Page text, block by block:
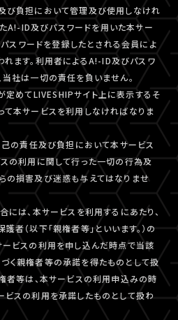
び負担において管理及び使用しなけれ
A!-ID及びパスワードを用いた本サー
スワードを登録したとされる会員によ
ます。利用者によるA!-ID及びパスワ
社は一切の責任を負いません。
めてLIVESHIPサイト上に表示するそ
本サービスを利用しなければなりま
の責任及び負担において本サービス
の利用に関して行った一切の行為及
の損害及び迷惑も与えてはなりませ
は、本サービスを利用するにあたり、
者（以下「親権者等」といいます。）の
ビスの利用を申し込んだ時点で当該
く親権者等の承諾を得たものとして扱
者等は、本サービスの利用申込みの時
ビスの利用を承諾したものとして扱わ